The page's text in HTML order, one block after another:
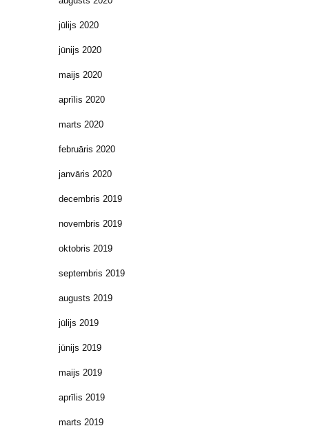
jūlijs 2020
jūnijs 2020
maijs 2020
aprīlis 2020
marts 2020
februāris 2020
janvāris 2020
decembris 2019
novembris 2019
oktobris 2019
septembris 2019
augusts 2019
jūlijs 2019
jūnijs 2019
maijs 2019
aprīlis 2019
marts 2019